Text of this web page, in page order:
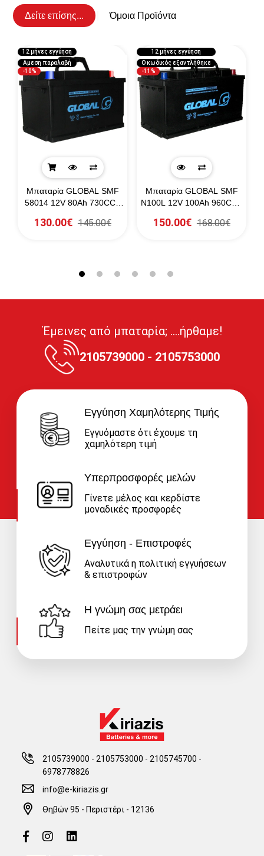
Δείτε επίσης... Όμοια Προϊόντα
-10%
12 μήνες εγγύηση
Αμεση παραλαβή
Μπαταρία GLOBAL SMF
58014 12V 80Ah 730CCA
130.00€ 145.00€
-11%
12 μήνες εγγύηση
Ο κωδικός εξαντλήθηκε
Μπαταρία GLOBAL SMF
N100L 12V 100Ah 960CCA
150.00€ 168.00€
Έμεινες από μπαταρία; ....ήρθαμε!
2105739000 - 2105753000
Εγγύηση Χαμηλότερης Τιμής
Εγγυόμαστε ότι έχουμε τη
χαμηλότερη τιμή
Υπερπροσφορές μελών
Γίνετε μέλος και κερδίστε
μοναδικές προσφορές
Εγγύηση - Επιστροφές
Αναλυτικά η πολιτική εγγυήσεων
& επιστροφών
Η γνώμη σας μετράει
Πείτε μας την γνώμη σας
2105739000 - 2105753000 - 2105745700 -
6978778826
info@e-kiriazis.gr
Θηβών 95 - Περιστέρι - 12136